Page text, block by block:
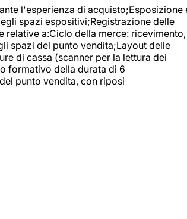
l'esperienza di acquisto;Esposizione
spazi espositivi;Registrazione delle
relative a:Ciclo della merce: ricevimento,
spazi del punto vendita;Layout delle
di cassa (scanner per la lettura dei
formativo della durata di 6
punto vendita, con riposi